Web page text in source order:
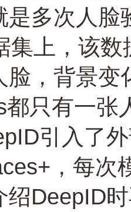
是多次人
集上，该
脸，背景变
都只有一张
引入了
，每次
绍DeepID